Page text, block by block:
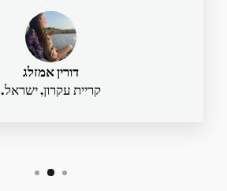
דורין אמזלג
קריית עקרון, ישראל.